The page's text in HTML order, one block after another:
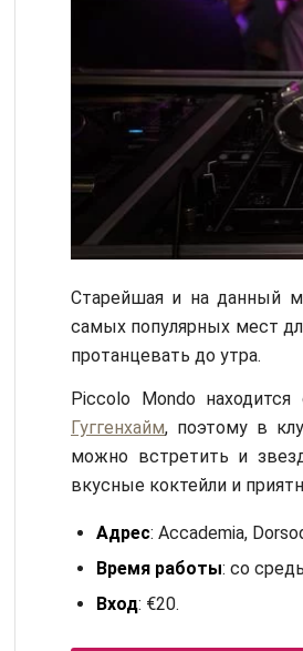
Старейшая и на данный
самых популярных мест
протанцевать до утра.
Piccolo Mondo
Гуггенхайм, поэтому в
можно встретить и
вкусные коктейли и
Адрес: Accademia,
Время работы: со
Вход: €20.